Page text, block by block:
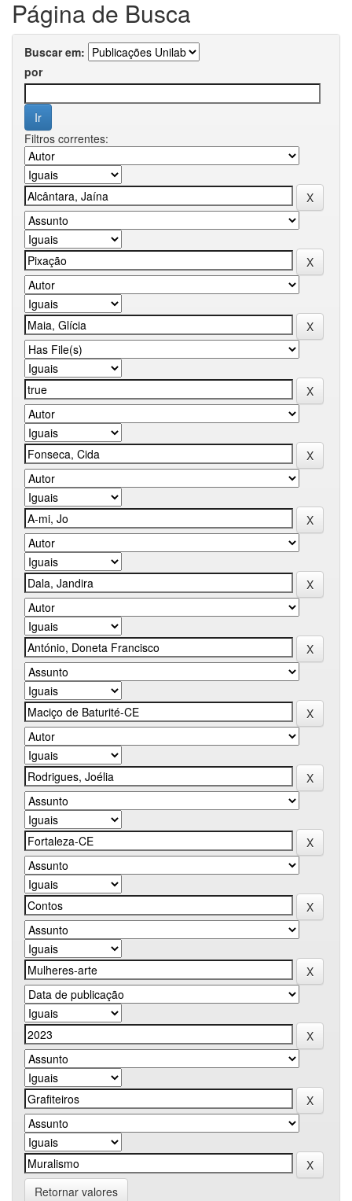
Página de Busca
Buscar em:
por
Filtros correntes:
Retornar valores